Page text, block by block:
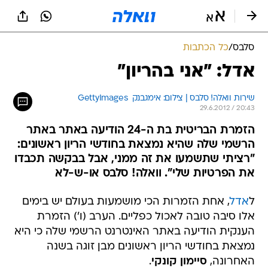
סלבס/כל הכתבות
אדל: "אני בהריון"
שירות וואלה! סלבס | צילום: אימגבנק  GettyImages
29.6.2012 / 20:43
הזמרת הבריטית בת ה-24 הודיעה באתר באתר
הרשמי שלה שהיא נמצאת בחודשי הריון ראשונים:
"רציתי שתשמעו את זה ממני, אבל בבקשה תכבדו
את הפרטיות שלי". וואלה! סלבס או-ש-לא
לאדל, אחת הזמרות הכי מושמעות בעולם יש בימים
אלו סיבה טובה לאכול כפליים. הערב (ו') הזמרת
הענקית הודיעה באתר האינטרנט הרשמי שלה כי היא
נמצאת בחודשי הריון ראשונים מבן זוגה בשנה
האחרונה,סיימון קונקי.